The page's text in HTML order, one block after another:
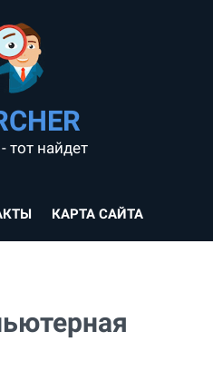
тот найдет
КАРТА САЙТА